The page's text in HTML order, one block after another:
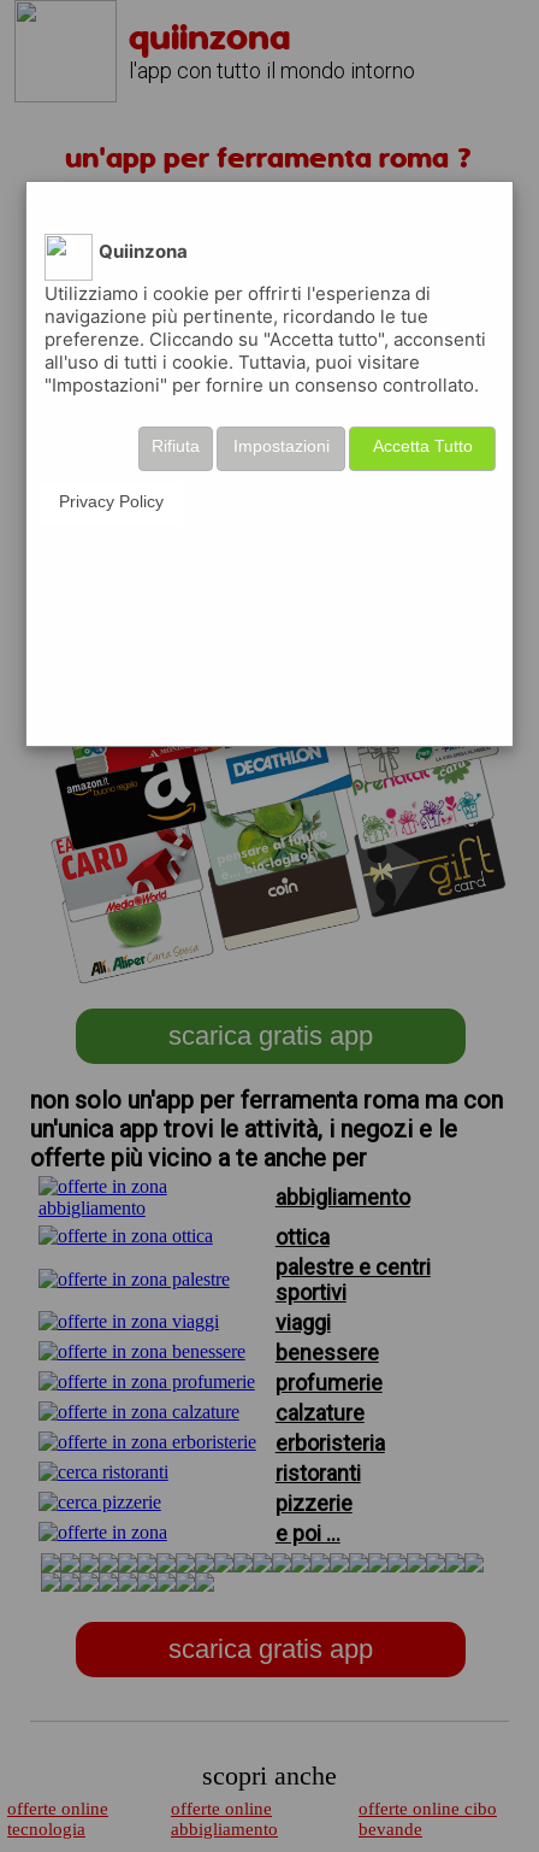
quiinzona
l'app con tutto il mondo intorno
un'app per ferramenta roma ?
quiinzona è una app
gratuita
che ti aiuta se cerchi 'un'app per
ferramenta roma ? ' e che ti premia ogni
volta che la usi
raccogli punti da convertire inbuoni sconto
o gift card
per fare la spesa, fare
scarica gratis app
non solo un'app per ferramenta roma ma con
un'unica app trovi le attività, i negozi e le
offerte più vicino a te anche per
abbigliamento
ottica
palestre e centri
sportivi
viaggi
benessere
profumerie
calzature
erboristeria
ristoranti
pizzerie
e poi ...
scarica gratis app
scopri anche
offerte online
tecnologia
offerte online
abbigliamento
offerte online cibo
bevande
Quiinzona
Utilizziamo i cookie per offrirti l'esperienza di
navigazione più pertinente, ricordando le tue
preferenze. Cliccando su "Accetta tutto", acconsenti
all'uso di tutti i cookie. Tuttavia, puoi visitare
"Impostazioni" per fornire un consenso controllato.
Accetta Tutto
Impostazioni
Rifiuta
Privacy Policy